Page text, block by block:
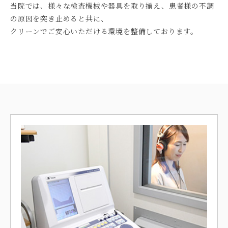
当院では、様々な検査機械や器具を取り揃え、患者様の不調
の原因を突き止めると共に、
クリーンでご安心いただける環境を整備しております。